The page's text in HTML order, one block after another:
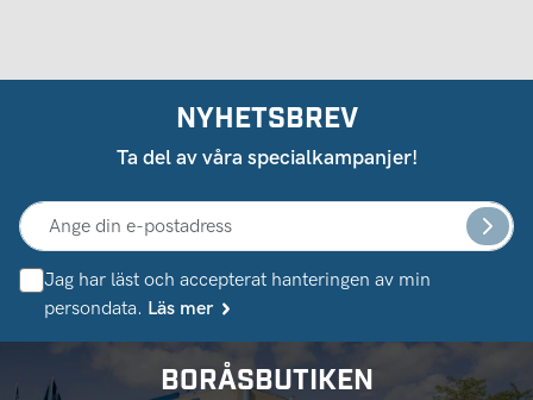
NYHETSBREV
Ta del av våra specialkampanjer!
Jag har läst och accepterat hanteringen av min
persondata. Läs mer
BORÅSBUTIKEN